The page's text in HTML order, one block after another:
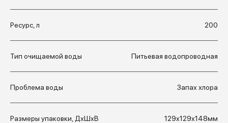
Поместите сменную кассету
в холодную водопроводную
воду на 5 минут
тщательно промойте
Обязательно слейте первые
Ресурс, л 200
Тип очищаемой воды Питьевая водопроводная
Проблема воды Запах хлора
Размеры упаковки, ДхШхВ 129x129x148мм